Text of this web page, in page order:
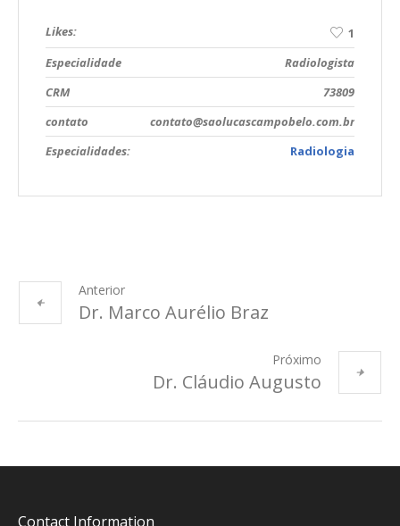
Likes:
1
Especialidade
Radiologista
CRM
73809
contato
contato@saolucascampobelo.com.br
Especialidades:
Radiologia
Anterior
Dr. Marco Aurélio Braz
Próximo
Dr. Cláudio Augusto
Contact Information